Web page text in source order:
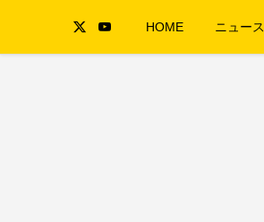
HOME ニュース